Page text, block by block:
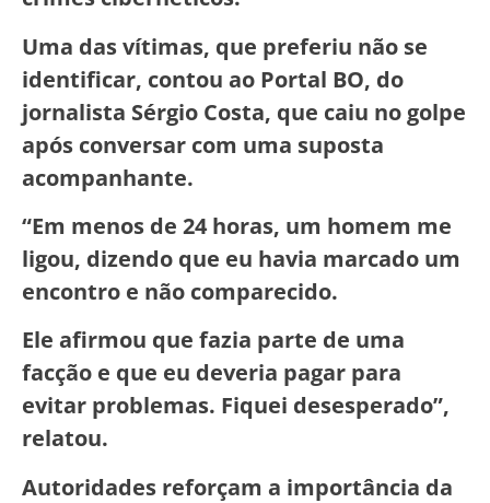
Uma das vítimas, que preferiu não se
identificar, contou ao Portal BO, do
jornalista Sérgio Costa, que caiu no golpe
após conversar com uma suposta
acompanhante.
“Em menos de 24 horas, um homem me
ligou, dizendo que eu havia marcado um
encontro e não comparecido.
Ele afirmou que fazia parte de uma
facção e que eu deveria pagar para
evitar problemas. Fiquei desesperado”,
relatou.
Autoridades reforçam a importância da